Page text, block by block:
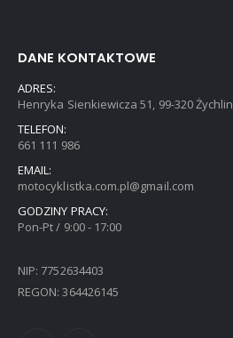
DANE KONTAKTOWE
ADRES:
Henryka Sienkiewicza 51, 99-320 Żychlin
TELEFON:
661 111 986
EMAIL:
motocyklistka.com.pl@gmail.com
GODZINY PRACY:
Pon-Pt / 9:00 - 17:00
NIP: 7752634403
REGON: 364426145